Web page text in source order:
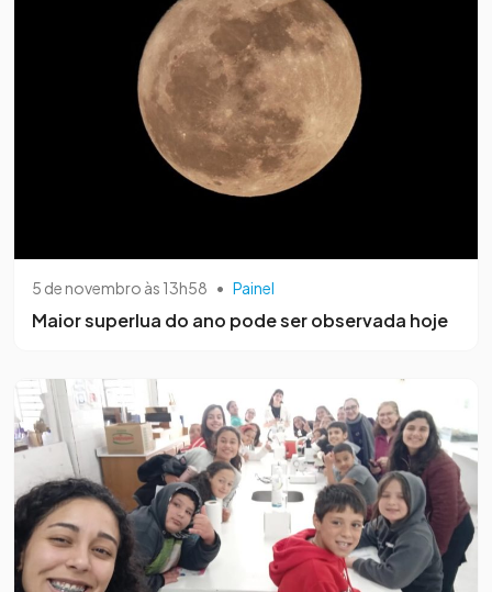
5 de novembro às 13h58 • Painel
Maior superlua do ano pode ser observada hoje